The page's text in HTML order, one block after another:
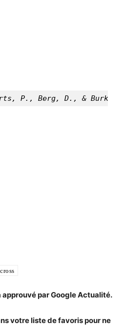
P., Berg, D., &
par Google Actualité.
votre liste de favoris pour ne